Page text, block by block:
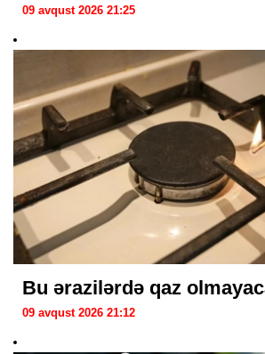
09 avqust 2026 21:25
Bu ərazilərdə qaz
09 avqust 2026 21:12